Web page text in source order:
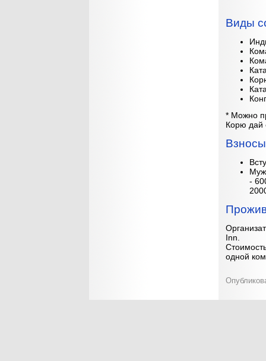
Виды
* Можно
Корю дай
-
Inn.
одной